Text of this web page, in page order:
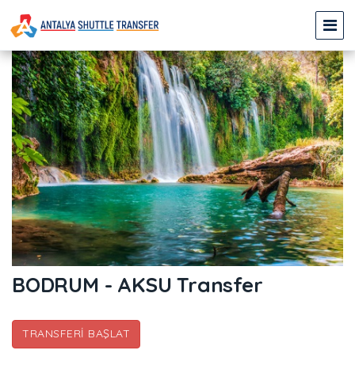
BODRUM - AKSU Transfer
TRANSFERI BAŞLAT